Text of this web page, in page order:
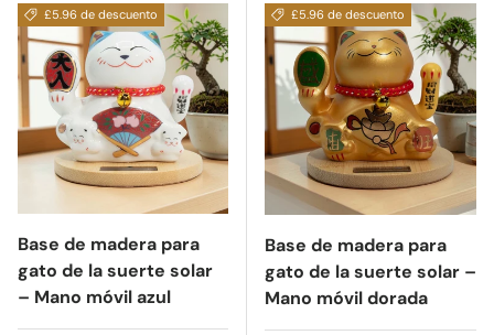
£5.96 de descuento
Base de madera para
gato de la suerte solar
– Mano móvil azul
£5.96 de descuento
Base de madera para
gato de la suerte solar –
Mano móvil dorada